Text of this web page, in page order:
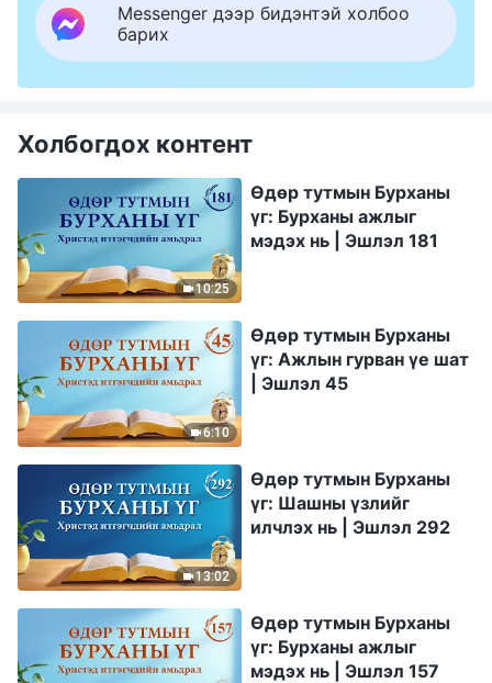
Messenger дээр бидэнтэй холбоо
барих
Холбогдох контент
10:25
Өдөр тутмын Бурханы
үг: Бурханы ажлыг
мэдэх нь | Эшлэл 181
6:10
Өдөр тутмын Бурханы
үг: Ажлын гурван үе шат
| Эшлэл 45
13:02
Өдөр тутмын Бурханы
үг: Шашны үзлийг
илчлэх нь | Эшлэл 292
Өдөр тутмын Бурханы
үг: Бурханы ажлыг
мэдэх нь | Эшлэл 157